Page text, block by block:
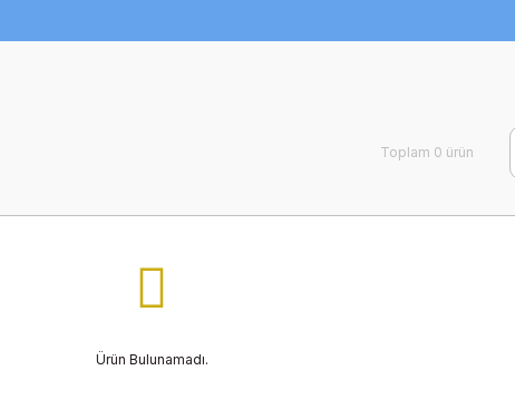
Toplam 0 ürün
Ürün Bulunamadı.